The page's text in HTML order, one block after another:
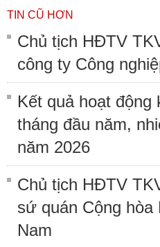
TIN CŨ HƠN
Chủ tịch HĐTV
công ty Công
Kết quả hoạt
tháng đầu năm,
năm 2026
Chủ tịch HĐTV
sứ quán Cộng hòa
Nam